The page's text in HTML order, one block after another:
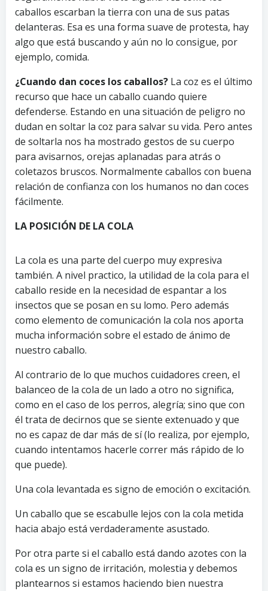
caballos escarban la tierra con una de sus patas
delanteras. Esa es una forma suave de protesta, hay
algo que está buscando y aún no lo consigue, por
ejemplo, comida.
¿Cuando dan coces los caballos? La coz es el último
recurso que hace un caballo cuando quiere
defenderse. Estando en una situación de peligro no
dudan en soltar la coz para salvar su vida. Pero antes
de soltarla nos ha mostrado gestos de su cuerpo
para avisarnos, orejas aplanadas para atrás o
coletazos bruscos. Normalmente caballos con buena
relación de confianza con los humanos no dan coces
fácilmente.
LA POSICIÓN DE LA COLA
La cola es una parte del cuerpo muy expresiva
también. A nivel practico, la utilidad de la cola para el
caballo reside en la necesidad de espantar a los
insectos que se posan en su lomo. Pero además
como elemento de comunicación la cola nos aporta
mucha información sobre el estado de ánimo de
nuestro caballo.
Al contrario de lo que muchos cuidadores creen, el
balanceo de la cola de un lado a otro no significa,
como en el caso de los perros, alegría; sino que con
él trata de decirnos que se siente extenuado y que
no es capaz de dar más de sí (lo realiza, por ejemplo,
cuando intentamos hacerle correr más rápido de lo
que puede).
Una cola levantada es signo de emoción o excitación.
Un caballo que se escabulle lejos con la cola metida
hacia abajo está verdaderamente asustado.
Por otra parte si el caballo está dando azotes con la
cola es un signo de irritación, molestia y debemos
plantearnos si estamos haciendo bien nuestra